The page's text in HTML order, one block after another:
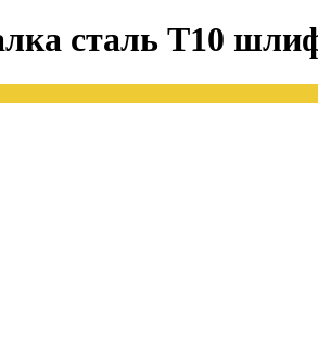
сталь T10